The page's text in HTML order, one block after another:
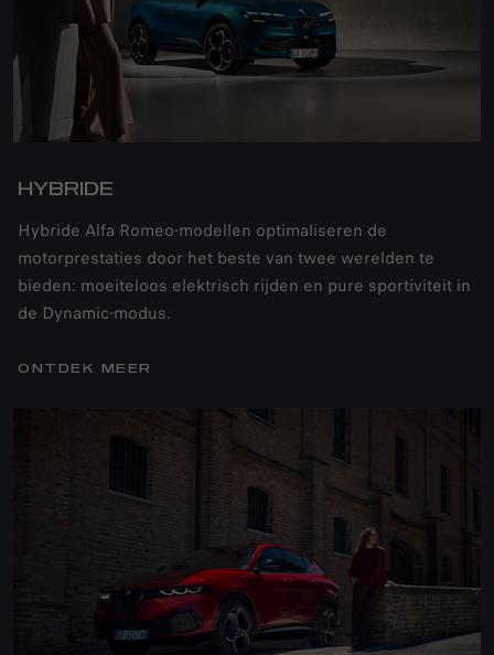
HYBRIDE
Hybride Alfa Romeo-modellen optimaliseren de
motorprestaties door het beste van twee werelden te
bieden: moeiteloos elektrisch rijden en pure sportiviteit in
de Dynamic-modus.
ONTDEK MEER